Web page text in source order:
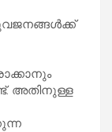
അതിനുള്ള